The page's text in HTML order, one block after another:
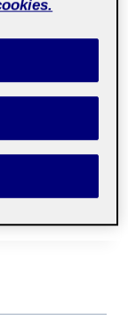
con un
es que
dados
es más